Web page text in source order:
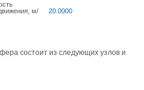
м/
20.0000
состоит из следующих узлов и